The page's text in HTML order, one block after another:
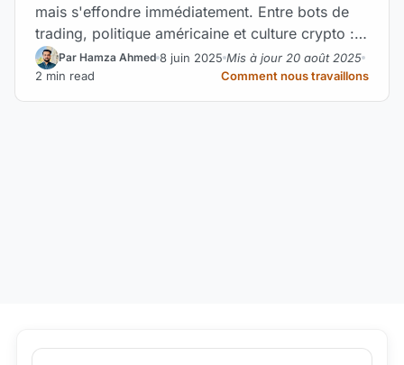
mais s'effondre immédiatement. Entre bots de
trading, politique américaine et culture crypto :
le chaos viral.
Par Hamza Ahmed 8 juin 2025 Mis à jour 20 août 2025
2 min read
Comment nous travaillons